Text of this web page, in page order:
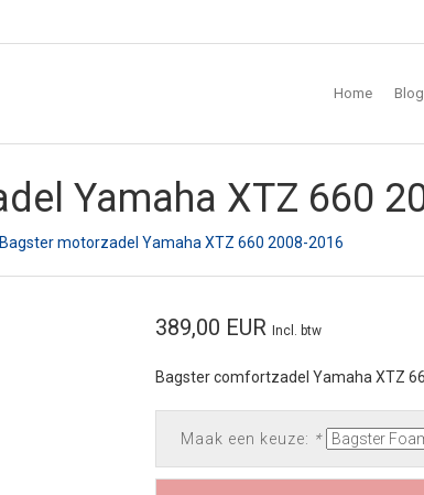
Home Blog
Yamaha XTZ 660
Bagster motorzadel Yamaha XTZ 660 2008-2016
389,00 EUR Incl. btw
Bagster comfortzadel Yamaha XTZ
Maak een keuze: *